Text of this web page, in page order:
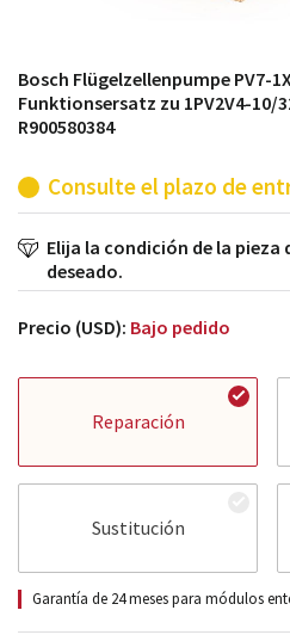
Bosch Flügelzellenpumpe PV7-
Funktionsersatz zu 1PV2V4-10/
R900580384
Consulte el plazo de
Elija la condición de la pieza
deseado.
Precio (USD): Bajo pedido
Reparación
Sustitución
Garantía de 24 meses para módulos